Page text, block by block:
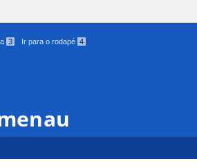
3 Ir para o rodapé 4